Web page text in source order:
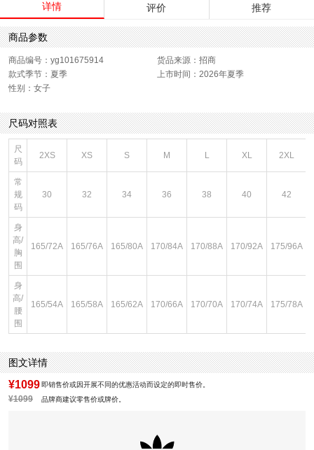
详情 评价 推荐
商品参数
商品编号：yg101675914
货品来源：招商
款式季节：夏季
上市时间：2026年夏季
性别：女子
尺码对照表
尺
码
2XS XS S M L XL 2XL
常
规
码
30 32 34 36 38 40 42
身
高/
胸
围
165/72A 165/76A 165/80A 170/84A 170/88A 170/92A 175/96A
身
高/
腰
围
165/54A 165/58A 165/62A 170/66A 170/70A 170/74A 175/78A
图文详情
¥1099 即销售价或因开展不同的优惠活动而设定的即时售价。
¥1099 品牌商建议零售价或牌价。